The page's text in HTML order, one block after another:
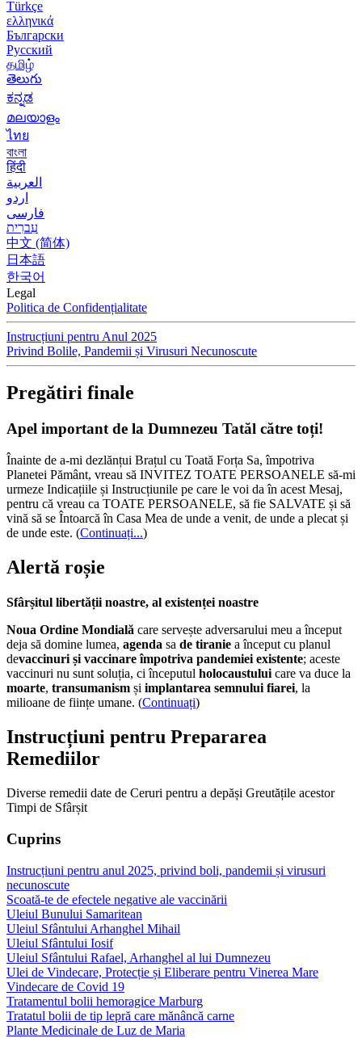
Türkçe
ελληνικά
Български
Русский
தமிழ்
తెలుగు
ಕನ್ನಡ
മലയാളം
ไทย
বাংলা
हिंदी
العربية
اردو
فارسی
עִברִית
中文 (简体)
日本語
한국어
Legal
Politica de Confidențialitate
Instrucțiuni pentru Anul 2025
Privind Bolile, Pandemii și Virusuri Necunoscute
Pregătiri finale
Apel important de la Dumnezeu Tatăl către toți!
Înainte de a-mi dezlănțui Brațul cu Toată Forța Sa, împotriva
Planetei Pământ, vreau să INVITEZ TOATE PERSOANELE să-mi
urmeze Indicațiile și Instrucțiunile pe care le voi da în acest Mesaj,
pentru că vreau ca TOATE PERSOANELE, să fie SALVATE și să
vină să se Întoarcă în Casa Mea de unde a venit, de unde a plecat și
de unde este. (Continuați...)
Alertă roșie
Sfârșitul libertății noastre, al existenței noastre
Noua Ordine Mondială care servește adversarului meu a început
deja să domine lumea, agenda sa de tiranie a început cu planul
devaccinuri și vaccinare împotriva pandemiei existente; aceste
vaccinuri nu sunt soluția, ci începutul holocaustului care va duce la
moarte, transumanism și implantarea semnului fiarei, la
milioane de ființe umane. (Continuați)
Instrucțiuni pentru Prepararea
Remediilor
Diverse remedii date de Ceruri pentru a depăși Greutățile acestor
Timpi de Sfârșit
Cuprins
Instrucțiuni pentru anul 2025, privind boli, pandemii și virusuri
necunoscute
Scoată-te de efectele negative ale vaccinării
Uleiul Bunului Samaritean
Uleiul Sfântului Arhanghel Mihail
Uleiul Sfântului Iosif
Uleiul Sfântului Rafael, Arhanghel al lui Dumnezeu
Ulei de Vindecare, Protecție și Eliberare pentru Vinerea Mare
Vindecare de Covid 19
Tratamentul bolii hemoragice Marburg
Tratatul bolii de tip lepră care mănâncă carne
Plante Medicinale de Luz de Maria